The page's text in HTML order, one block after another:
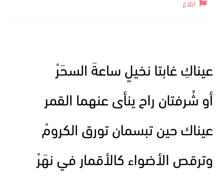
عيناكِ غابتا نخيلٍ ساعةَ السحَرْ
أو شُرفتان راح ينأى عنهما القمر
عيناك حين تبسمان تورق الكرومْ
وترقص الأضواء كالأقمار في نهَرْ
ابلاغ